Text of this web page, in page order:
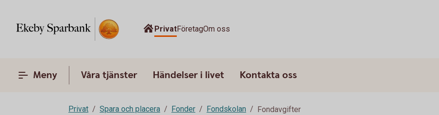
PrivatFöretagOm oss
Meny Våra tjänster Händelser i livet Kontakta oss
Privat Spara och placera Fonder Fondskolan Fondavgifter